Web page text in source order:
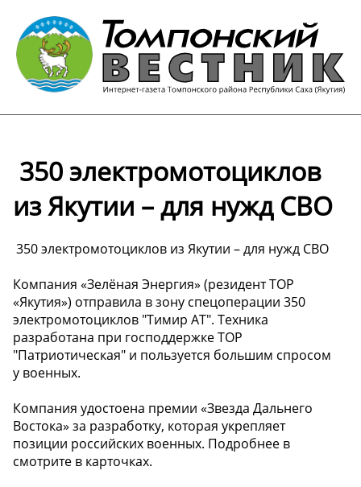
️ 350 электромотоциклов
из Якутии – для нужд СВО
️ 350 электромотоциклов из Якутии – для нужд СВО
Компания «Зелёная Энергия» (резидент ТОР
«Якутия») отправила в зону спецоперации 350
электромотоциклов "Тимир АТ". Техника
разработана при господдержке ТОР
"Патриотическая" и пользуется большим спросом
у военных.
Компания удостоена премии «Звезда Дальнего
Востока» за разработку, которая укрепляет
позиции российских военных. Подробнее в
смотрите в карточках.